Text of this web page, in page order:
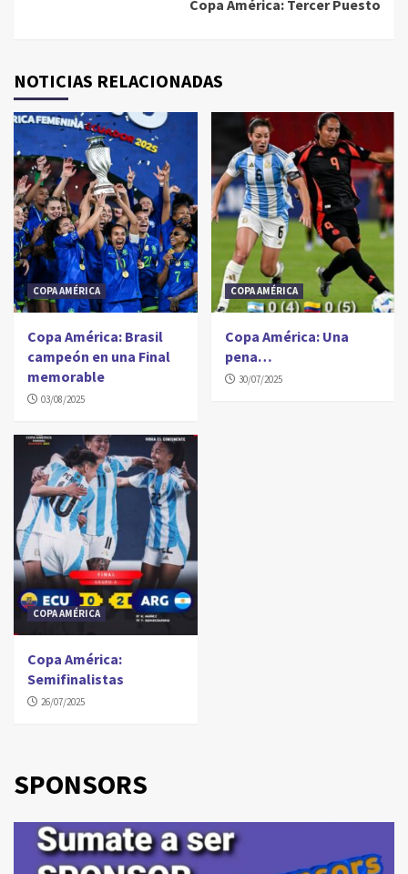
Copa América: Tercer Puesto
NOTICIAS RELACIONADAS
COPA AMÉRICA
Copa América: Brasil
campeón en una Final
memorable
03/08/2025
COPA AMÉRICA
Copa América: Una
pena…
30/07/2025
COPA AMÉRICA
Copa América:
Semifinalistas
26/07/2025
SPONSORS